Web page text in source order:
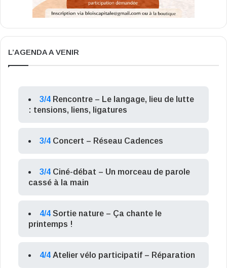
L’AGENDA A VENIR
3/4 Rencontre – Le langage, lieu de lutte
: tensions, liens, ligatures
3/4 Concert – Réseau Cadences
3/4 Ciné-débat – Un morceau de parole
cassé à la main
4/4 Sortie nature – Ça chante le
printemps !
4/4 Atelier vélo participatif – Réparation